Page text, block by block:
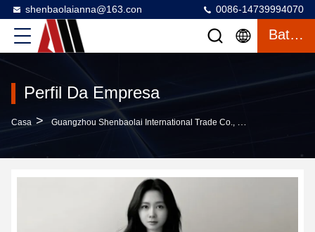
shenbaolaianna@163.con 0086-14739994070
Bater Papo
Perfil Da Empresa
Casa > Guangzhou Shenbaolai International Trade Co., Ltd. Perfil Da Empresa